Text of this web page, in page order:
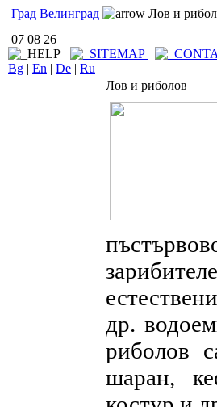
Град Велинград
Лов и
07 08 26
Bg | En | De | Ru
Лов и риболов
др.
риболов
шаран,